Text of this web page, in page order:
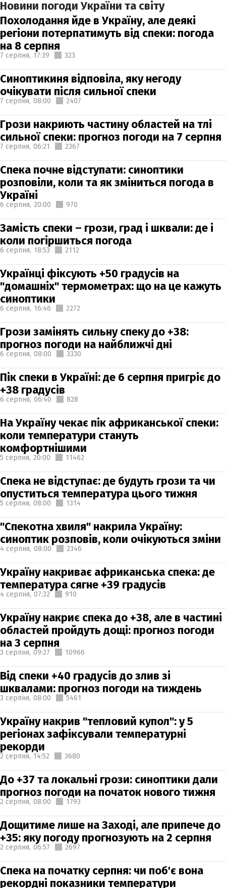
Новини погоди України та світу
Похолодання йде в Україну, але деякі
регіони потерпатимуть від спеки: погода
на 8 серпня
7 серпня, 17:39 323
Синоптикиня відповіла, яку негоду
очікувати після сильної спеки
7 серпня, 08:00 2407
Грози накриють частину областей на тлі
сильної спеки: прогноз погоди на 7 серпня
7 серпня, 06:21 2367
Спека почне відступати: синоптики
розповіли, коли та як зміниться погода в
Україні
6 серпня, 20:00 970
Замість спеки – грози, град і шквали: де і
коли погіршиться погода
6 серпня, 18:53 2112
Українці фіксують +50 градусів на
"домашніх" термометрах: що на це кажуть
синоптики
6 серпня, 16:46 2272
Грози замінять сильну спеку до +38:
прогноз погоди на найближчі дні
6 серпня, 08:00 3330
Пік спеки в Україні: де 6 серпня пригріє до
+38 градусів
6 серпня, 06:40 828
На Україну чекає пік африканської спеки:
коли температури стануть
комфортнішими
5 серпня, 20:00 11462
Спека не відступає: де будуть грози та чи
опуститься температура цього тижня
5 серпня, 08:00 1314
"Спекотна хвиля" накрила Україну:
синоптик розповів, коли очікуються зміни
4 серпня, 08:00 2346
Україну накриває африканська спека: де
температура сягне +39 градусів
4 серпня, 07:32 910
Україну накриє спека до +38, але в частині
областей пройдуть дощі: прогноз погоди
на 3 серпня
3 серпня, 09:27 10966
Від спеки +40 градусів до злив зі
шквалами: прогноз погоди на тиждень
3 серпня, 08:00 5461
Україну накрив "тепловий купол": у 5
регіонах зафіксували температурні
рекорди
2 серпня, 14:52 3680
До +37 та локальні грози: синоптики дали
прогноз погоди на початок нового тижня
2 серпня, 08:00 1793
Дощитиме лише на Заході, але припече до
+35: яку погоду прогнозують на 2 серпня
2 серпня, 06:57 2697
Спека на початку серпня: чи поб'є вона
рекордні показники температури